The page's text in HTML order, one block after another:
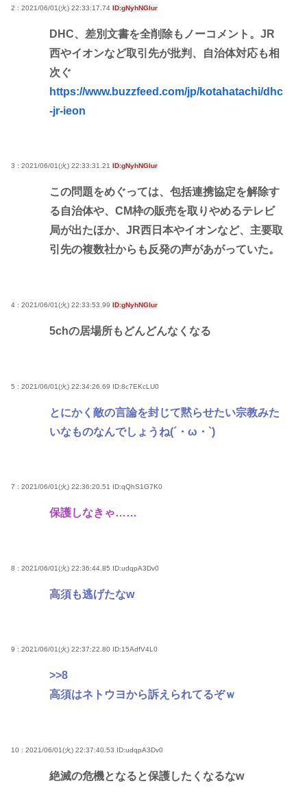
2 : 2021/06/01(火) 22:33:17.74 ID:gNyhNGlur
DHC、差別文書を全削除もノーコメント。JR
西やイオンなど取引先が批判、自治体対応も相
次ぐ
https://www.buzzfeed.com/jp/kotahatachi/dhc
-jr-ieon
3 : 2021/06/01(火) 22:33:31.21 ID:gNyhNGlur
この問題をめぐっては、包括連携協定を解除す
る自治体や、CM枠の販売を取りやめるテレビ
局が出たほか、JR西日本やイオンなど、主要取
引先の複数社からも反発の声があがっていた。
4 : 2021/06/01(火) 22:33:53.99 ID:gNyhNGlur
5chの居場所もどんどんなくなる
5 : 2021/06/01(火) 22:34:26.69 ID:8c7EKcLU0
とにかく敵の言論を封じて黙らせたい宗教みた
いなものなんでしょうね(´・ω・`)
7 : 2021/06/01(火) 22:36:20.51 ID:qQhS1G7K0
保護しなきゃ……
8 : 2021/06/01(火) 22:36:44.85 ID:udqpA3Dv0
高須も逃げたなw
9 : 2021/06/01(火) 22:37:22.80 ID:15AdfV4L0
>>8
高須はネトウヨから訴えられてるぞｗ
10 : 2021/06/01(火) 22:37:40.53 ID:udqpA3Dv0
絶滅の危機となると保護したくなるなw